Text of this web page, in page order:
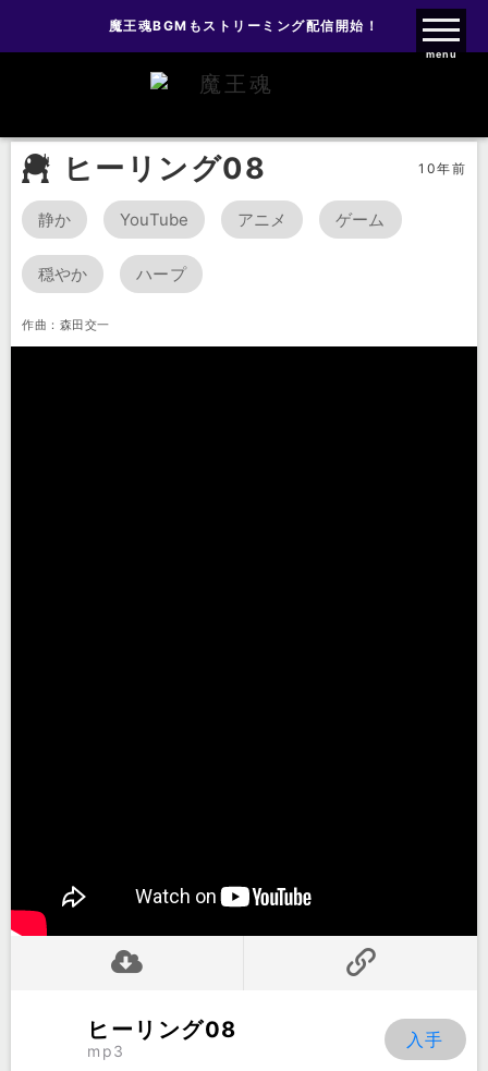
魔王魂ファンクラブ
魔王魂BGMもストリーミング配信開始！
menu
ヒーリング08 10年前
静か YouTube アニメ ゲーム
穏やか ハープ
作曲：森田交一
ヒーリング08
mp3